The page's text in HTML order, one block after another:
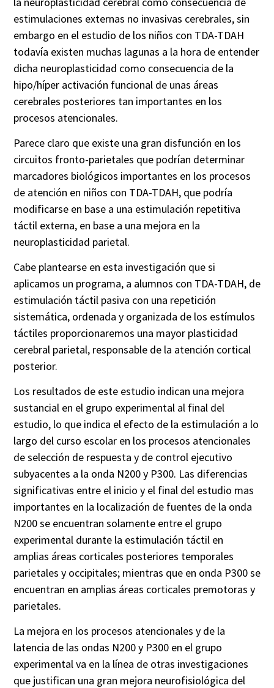
estimulaciones externas no invasivas cerebrales, sin
embargo en el estudio de los niños con TDA-TDAH
todavía existen muchas lagunas a la hora de entender
dicha neuroplasticidad como consecuencia de la
hipo/híper activación funcional de unas áreas
cerebrales posteriores tan importantes en los
procesos atencionales.
Parece claro que existe una gran disfunción en los
circuitos fronto-parietales que podrían determinar
marcadores biológicos importantes en los procesos
de atención en niños con TDA-TDAH, que podría
modificarse en base a una estimulación repetitiva
táctil externa, en base a una mejora en la
neuroplasticidad parietal.
Cabe plantearse en esta investigación que si
aplicamos un programa, a alumnos con TDA-TDAH, de
estimulación táctil pasiva con una repetición
sistemática, ordenada y organizada de los estímulos
táctiles proporcionaremos una mayor plasticidad
cerebral parietal, responsable de la atención cortical
posterior.
Los resultados de este estudio indican una mejora
sustancial en el grupo experimental al final del
estudio, lo que indica el efecto de la estimulación a lo
largo del curso escolar en los procesos atencionales
de selección de respuesta y de control ejecutivo
subyacentes a la onda N200 y P300. Las diferencias
significativas entre el inicio y el final del estudio mas
importantes en la localización de fuentes de la onda
N200 se encuentran solamente entre el grupo
experimental durante la estimulación táctil en
amplias áreas corticales posteriores temporales
parietales y occipitales; mientras que en onda P300 se
encuentran en amplias áreas corticales premotoras y
parietales.
La mejora en los procesos atencionales y de la
latencia de las ondas N200 y P300 en el grupo
experimental va en la línea de otras investigaciones
que justifican una gran mejora neurofisiológica del